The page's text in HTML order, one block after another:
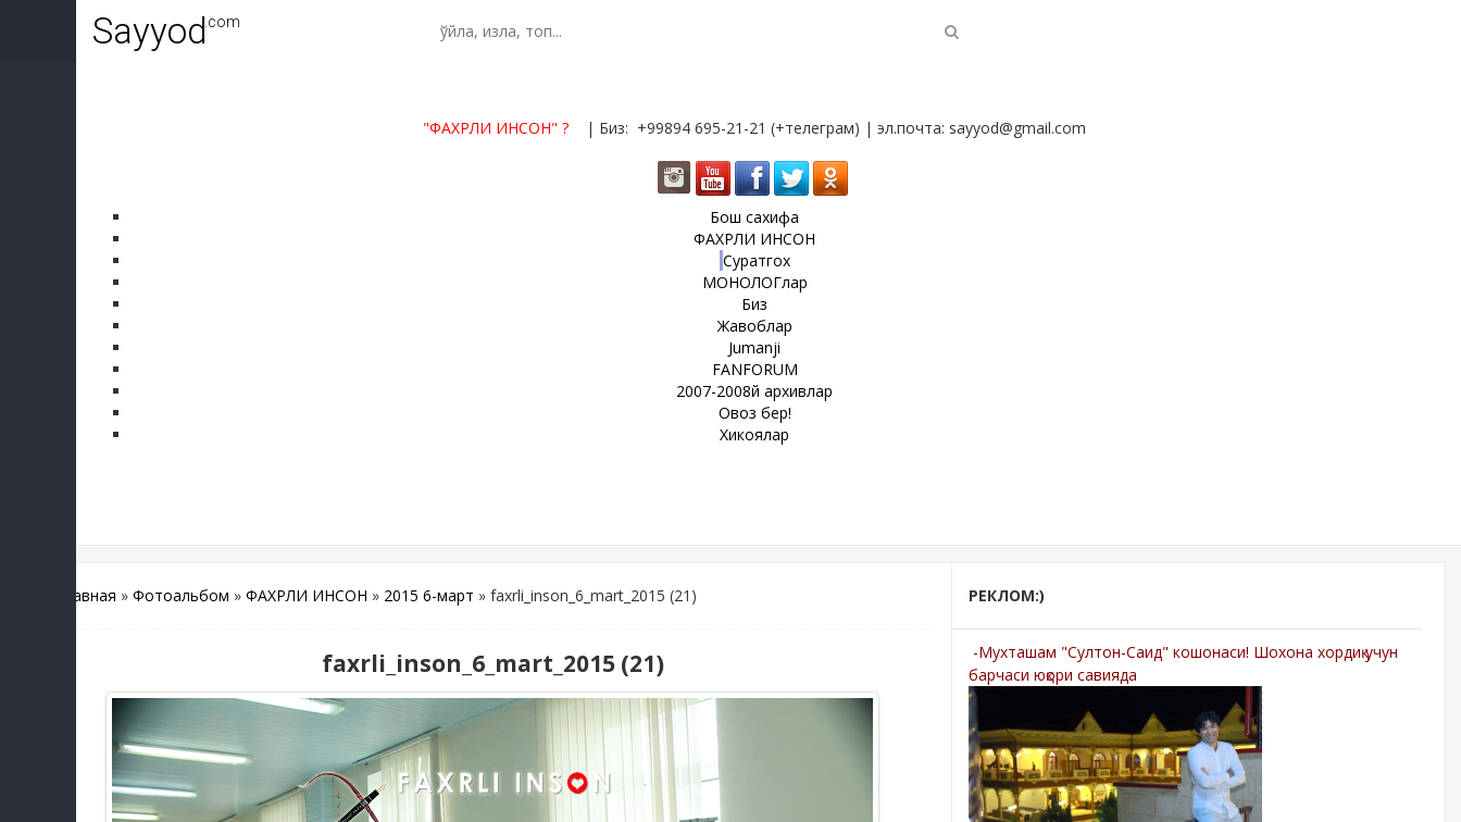
Sayyod.com
"ФАХРЛИ ИНСОН"? | Биз: +99894 695-21-21 (+телеграм) | эл.почта: sayyod@gmail.com
Бош сахифа
ФАХРЛИ ИНСОН
Суратгох
МОНОЛОГлар
Биз
Жавоблар
Jumanji
FANFORUM
2007-2008й архивлар
Овоз бер!
Хикоялар
Главная » Фотоальбом » ФАХРЛИ ИНСОН » 2015 6-март » faxrli_inson_6_mart_2015 (21)
faxrli_inson_6_mart_2015 (21)
РЕКЛОМ:)
-Мухташам "Султон-Саид" кошонаси! Шохона хордиқ учун
барчаси юқори савияда